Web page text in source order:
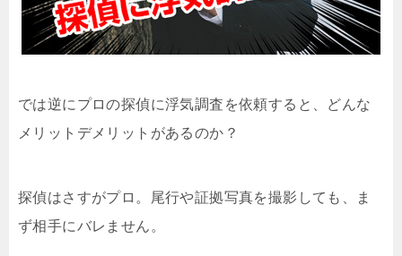
では逆にプロの探偵に浮気調査を依頼すると、どんな
メリットデメリットがあるのか？
探偵はさすがプロ。尾行や証拠写真を撮影しても、ま
ず相手にバレません。